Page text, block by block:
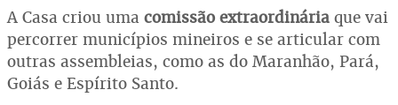
A Casa criou uma comissão extraordinária que vai
percorrer municípios mineiros e se articular com
outras assembleias, como as do Maranhão, Pará,
Goiás e Espírito Santo.